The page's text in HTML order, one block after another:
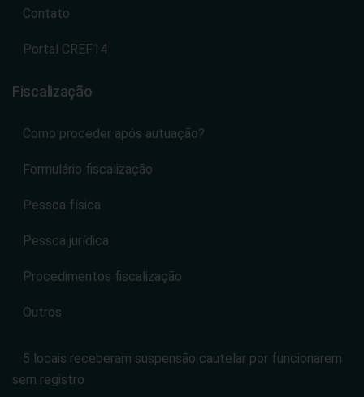
Contato
Portal CREF14
Fiscalização
Como proceder após autuação?
Formulário fiscalização
Pessoa física
Pessoa jurídica
Procedimentos fiscalização
Outros
5 locais receberam suspensão cautelar por funcionarem
sem registro